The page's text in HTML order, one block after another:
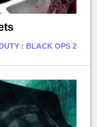
: BLACK OPS 2